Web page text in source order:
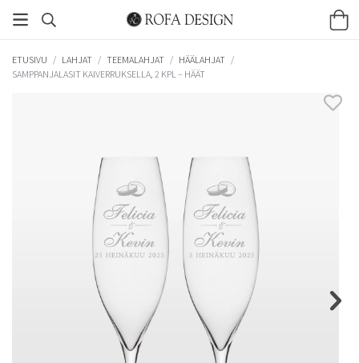
ETUSIVU / LAHJAT / TEEMALAHJAT / HÄÄLAHJAT /
SAMPPANJALASIT KAIVERRUKSELLA, 2 KPL – HÄÄT